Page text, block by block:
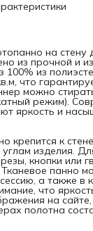
на
из прочной и
100% из
что
можно
режим).
яркость и
крепится к
изделия.
кнопки или
Тканевое панно
а также в
что
на
полотна